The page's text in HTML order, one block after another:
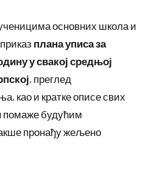
основних школа и
плана уписа за
у свакој средњој
, преглед
као и кратке описе свих
помаже будућим
пронађу жељено